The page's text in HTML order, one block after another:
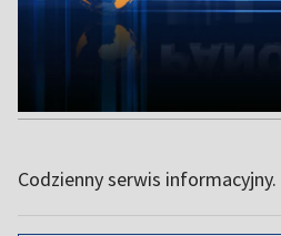
Codzienny serwis informacyjny.